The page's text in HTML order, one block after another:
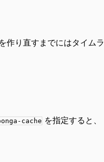
作り直すまでにはタイムラ
cache を指定すると、